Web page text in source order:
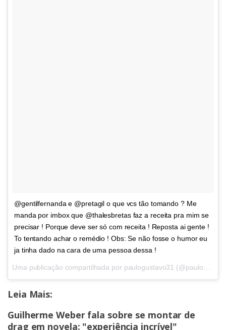
@gentilfernanda e @pretagil o que vcs tão tomando ? Me
manda por imbox que @thalesbretas faz a receita pra mim se
precisar ! Porque deve ser só com receita ! Reposta ai gente !
To tentando achar o remédio ! Obs: Se não fosse o humor eu
ja tinha dado na cara de uma pessoa dessa !
Leia Mais:
Guilherme Weber fala sobre se montar de
drag em novela: "experiência incrível"